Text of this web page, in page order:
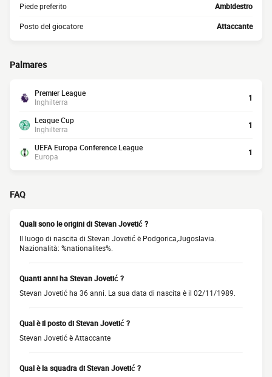
Piede preferito Ambidestro
Posto del giocatore Attaccante
Palmares
Premier League
Inghilterra
1
League Cup
Inghilterra
1
UEFA Europa Conference League
Europa
1
FAQ
Quali sono le origini di Stevan Jovetić ?
Il luogo di nascita di Stevan Jovetić è Podgorica,Jugoslavia.
Nazionalità: %nationalites%.
Quanti anni ha Stevan Jovetić ?
Stevan Jovetić ha 36 anni. La sua data di nascita è il 02/11/1989.
Qual è il posto di Stevan Jovetić ?
Stevan Jovetić è Attaccante
Qual è la squadra di Stevan Jovetić ?